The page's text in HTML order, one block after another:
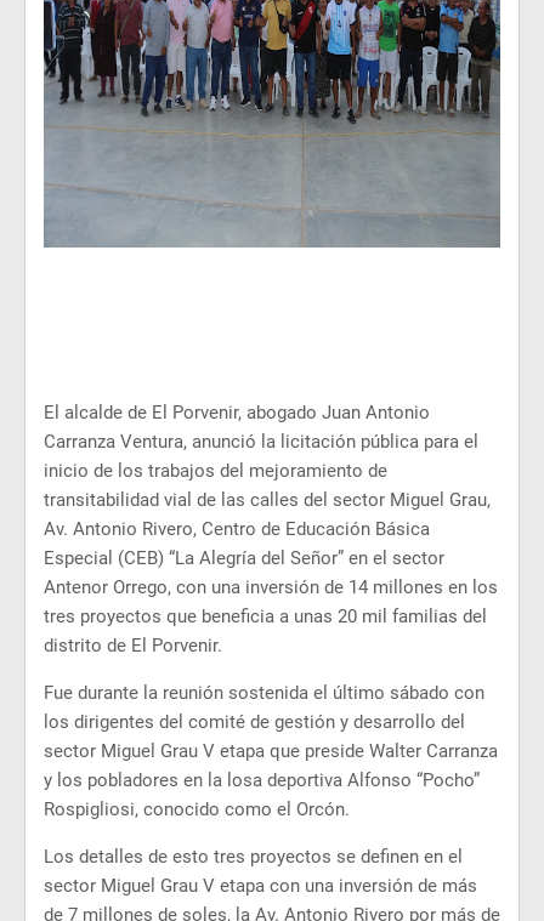
El alcalde de El Porvenir, abogado Juan Antonio
Carranza Ventura, anunció la licitación pública para el
inicio de los trabajos del mejoramiento de
transitabilidad vial de las calles del sector Miguel Grau,
Av. Antonio Rivero, Centro de Educación Básica
Especial (CEB) “La Alegría del Señor” en el sector
Antenor Orrego, con una inversión de 14 millones en los
tres proyectos que beneficia a unas 20 mil familias del
distrito de El Porvenir.
Fue durante la reunión sostenida el último sábado con
los dirigentes del comité de gestión y desarrollo del
sector Miguel Grau V etapa que preside Walter Carranza
y los pobladores en la losa deportiva Alfonso “Pocho”
Rospigliosi, conocido como el Orcón.
Los detalles de esto tres proyectos se definen en el
sector Miguel Grau V etapa con una inversión de más
de 7 millones de soles, la Av. Antonio Rivero por más de